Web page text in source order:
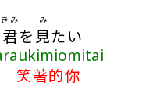
君
きみ
を見
み
たい
笑著的你